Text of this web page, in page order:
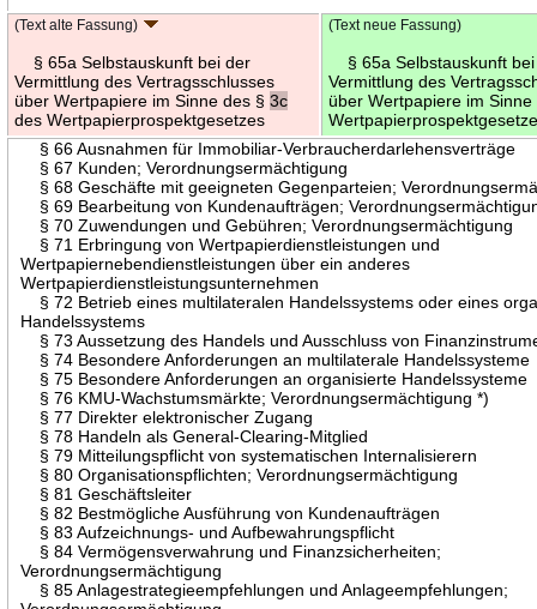
(Text alte Fassung)
§ 65a Selbstauskunft bei der
Vermittlung des Vertragsschlusses
über Wertpapiere im Sinne des §3c
des Wertpapierprospektgesetzes
(Text neue Fassung)
§ 65a Selbstauskunft
Vermittlung des
über Wertpapiere im
§ 66 Ausnahmen für Immobiliar-Verbraucherdarlehensverträge
§ 67 Kunden; Verordnungsermächtigung
§ 68 Geschäfte mit geeigneten Gegenparteien;
§ 69 Bearbeitung von Kundenaufträgen;
§ 70 Zuwendungen und Gebühren; Verordnungsermächtigung
§ 71 Erbringung von Wertpapierdienstleistungen und
Wertpapiernebendienstleistungen über ein anderes
Wertpapierdienstleistungsunternehmen
§ 72 Betrieb eines multilateralen Handelssystems oder eines
Handelssystems
§ 73 Aussetzung des Handels und Ausschluss von
§ 74 Besondere Anforderungen an multilaterale Handelssysteme
§ 75 Besondere Anforderungen an organisierte Handelssysteme
§ 76 KMU-Wachstumsmärkte; Verordnungsermächtigung *)
§ 77 Direkter elektronischer Zugang
§ 78 Handeln als General-Clearing-Mitglied
§ 79 Mitteilungspflicht von systematischen Internalisierern
§ 80 Organisationspflichten; Verordnungsermächtigung
§ 81 Geschäftsleiter
§ 82 Bestmögliche Ausführung von Kundenaufträgen
§ 83 Aufzeichnungs- und Aufbewahrungspflicht
§ 84 Vermögensverwahrung und Finanzsicherheiten;
Verordnungsermächtigung
§ 85 Anlagestrategieempfehlungen und Anlageempfehlungen;